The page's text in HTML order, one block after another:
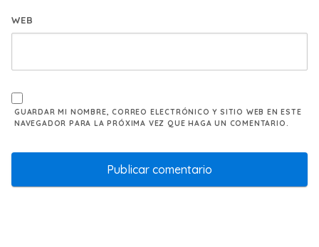
WEB
GUARDAR MI NOMBRE, CORREO ELECTRÓNICO Y SITIO WEB EN ESTE
NAVEGADOR PARA LA PRÓXIMA VEZ QUE HAGA UN COMENTARIO.